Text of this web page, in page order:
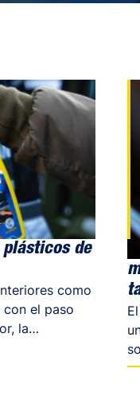
de
como
el paso
la
desgaste